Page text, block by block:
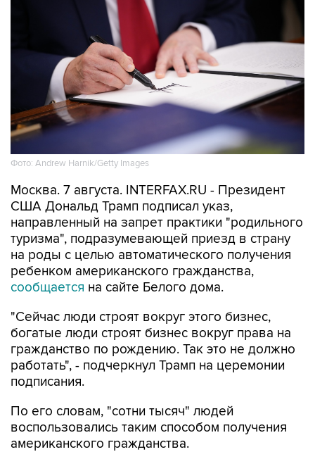
Фото: Andrew Harnik/Getty Images
Москва. 7 августа. INTERFAX.RU - Президент
США Дональд Трамп подписал указ,
направленный на запрет практики "родильного
туризма", подразумевающей приезд в страну
на роды с целью автоматического получения
ребенком американского гражданства,
сообщается на сайте Белого дома.
"Сейчас люди строят вокруг этого бизнес,
богатые люди строят бизнес вокруг права на
гражданство по рождению. Так это не должно
работать", - подчеркнул Трамп на церемонии
подписания.
По его словам, "сотни тысяч" людей
воспользовались таким способом получения
американского гражданства.